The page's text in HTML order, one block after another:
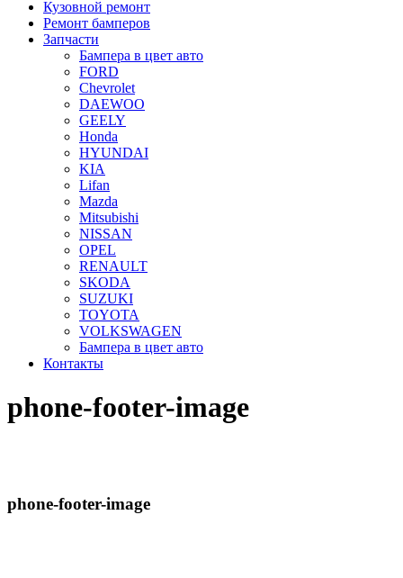
Кузовной ремонт
Ремонт бамперов
Запчасти
Бампера в цвет авто
FORD
Chevrolet
DAEWOO
GEELY
Honda
HYUNDAI
KIA
Lifan
Mazda
Mitsubishi
NISSAN
OPEL
RENAULT
SKODA
SUZUKI
TOYOTA
VOLKSWAGEN
Бампера в цвет авто
Контакты
phone-footer-image
phone-footer-image